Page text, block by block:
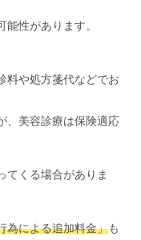
性があります。
料や処方箋代などでお
、美容診療は保険適応
てくる場合がありま
為による追加料金」も